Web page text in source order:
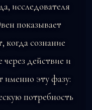
исследователя
показывает
когда сознание
действие и
именно эту фазу:
потребность